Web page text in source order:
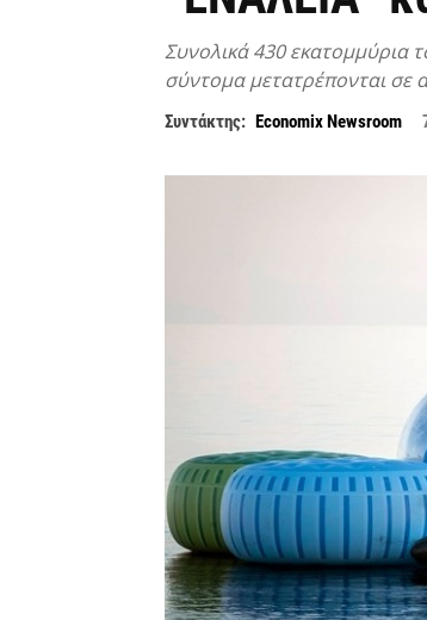
Συνολικά 430 εκατομμύρια
σύντομα μετατρέπονται σε
Συντάκτης: Economix Newsroom